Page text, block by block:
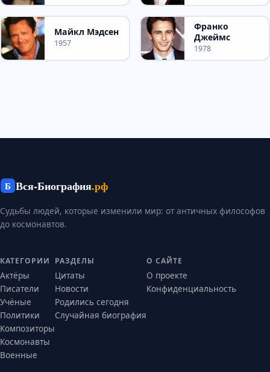
Майкл Мэдсен
1957
Франко
Джеймс
1978
Б Вся-Биография.рф
Судьбы людей, которые изменили мир: от античных философов
до космонавтов.
КАТЕГОРИИ
Актёры
Писатели
Учёные
Политики
Композиторы
Космонавты
Военные
РАЗДЕЛЫ
Цитаты
Новости
Родились сегодня
Случайная биография
О САЙТЕ
О проекте
Конфиденциальность